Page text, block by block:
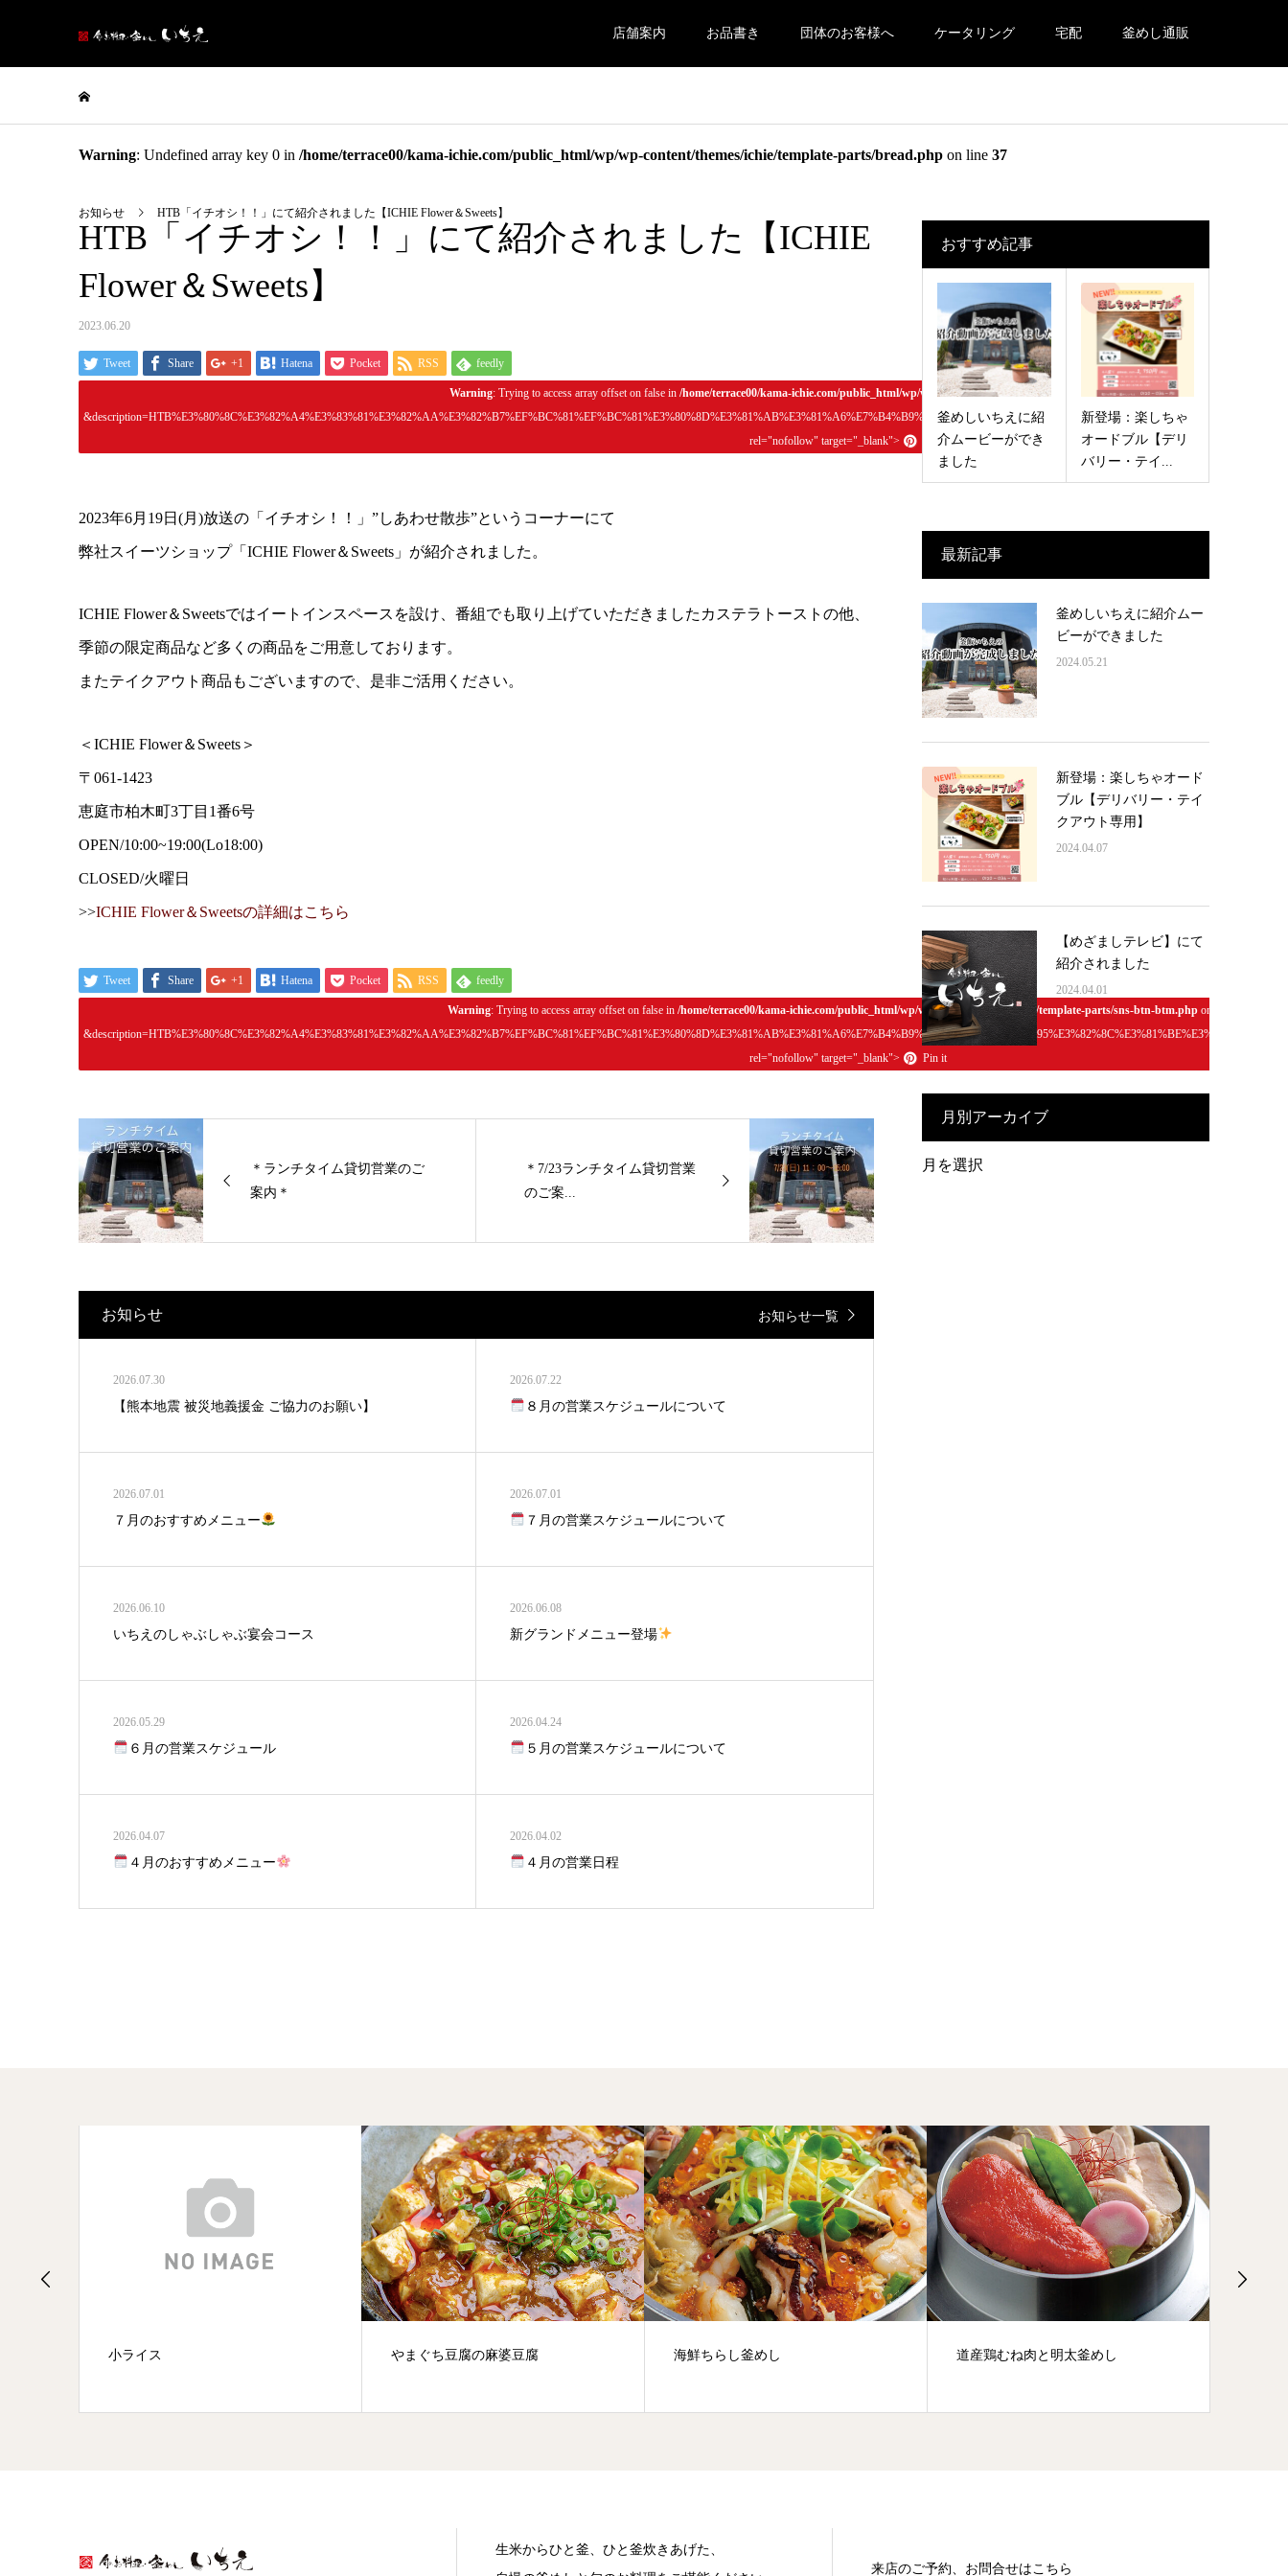
店舗案内 お品書き 団体のお客様へ ケータリング 宅配 釜めし通販
Warning: Undefined array key 0 in /home/terrace00/kama-ichie.com/public_html/wp/wp-content/themes/ichie/template-parts/bread.php on line 37
お知らせ HTB「イチオシ！！」にて紹介されました【ICHIE Flower＆Sweets】
HTB「イチオシ！！」にて紹介されました【ICHIE
Flower＆Sweets】
2023.06.20
Tweet Share +1 Hatena Pocket RSS feedly
Warning: Trying to access array offset on false in /home/terrace00/kama-ichie.com/public_html/wp/wp-content/themes/ichie/template-parts/sns-btn-top.php
rel="nofollow" target="_blank">
Pin it
2023年6月19日(月)放送の「イチオシ！！」”しあわせ散歩”というコーナーにて
弊社スイーツショップ「ICHIE Flower＆Sweets」が紹介されました。
ICHIE Flower＆Sweetsではイートインスペースを設け、番組でも取り上げていただきましたカステラトーストの他、
季節の限定商品など多くの商品をご用意しております。
またテイクアウト商品もございますので、是非ご活用ください。
＜ICHIE Flower＆Sweets＞
〒061-1423
恵庭市柏木町3丁目1番6号
OPEN/10:00~19:00(Lo18:00)
CLOSED/火曜日
>>ICHIE Flower＆Sweetsの詳細はこちら
Tweet Share +1 Hatena Pocket RSS feedly
Warning: Trying to access array offset on false in /home/terrace00/kama-ichie.com/public_html/wp/wp-content/themes/ichie/template-parts/sns-btn-btm.php on line
rel="nofollow" target="_blank">
Pin it
＊ランチタイム貸切営業のご
案内＊
＊7/23ランチタイム貸切営業
のご案...
お知らせ お知らせ一覧
2026.07.30
【熊本地震 被災地義援金 ご協力のお願い】
2026.07.22
８月の営業スケジュールについて
2026.07.01
７月のおすすめメニュー
2026.07.01
７月の営業スケジュールについて
2026.06.10
いちえのしゃぶしゃぶ宴会コース
2026.06.08
新グランドメニュー登場
2026.05.29
６月の営業スケジュール
2026.04.24
５月の営業スケジュールについて
2026.04.07
４月のおすすめメニュー
2026.04.02
４月の営業日程
おすすめ記事
釜めしいちえに紹
介ムービーができ
ました
新登場：楽しちゃ
オードブル【デリ
バリー・テイ...
最新記事
釜めしいちえに紹介ムー
ビーができました
2024.05.21
新登場：楽しちゃオード
ブル【デリバリー・テイ
クアウト専用】
2024.04.07
【めざましテレビ】にて
紹介されました
2024.04.01
月別アーカイブ
月
小ライス やまぐち豆腐の麻婆豆腐 海鮮ちらし釜めし 道産鶏むね肉と明太釜めし
生米からひと釜、ひと釜炊きあげた、
来店のご予約、お問合せはこちら